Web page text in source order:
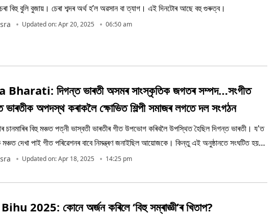
বিহু বুলি বুজায়। চেৰা শব্দৰ অৰ্থ হ’ল অৱসান বা ত্যাগ। এই দিনটোৰ আছে বহু গুৰুত্ব।
Updated on: Apr 20, 2025 06:50 am
দিগন্ত ভাৰতী অসমৰ সাংস্কৃতিক জগতৰ সম্পদ…সংগীত
ভাৰতীক অপদস্থ কৰাকলৈ ক্ষোভিত শিল্পী সমাজৰ লগতে দল সংগঠন
চানমাৰিৰ বিহু মঞ্চত পত্নী ভাস্বতী ভাৰতীৰ গীত উপভোগ কৰিবলৈ উপস্থিত হৈছিল দিগন্ত ভাৰতী। য'ত
দেখা পাই গীত পৰিৱেশনৰ বাবে নিমন্ত্ৰণ জনাইছিল আয়োজকে। কিন্তু এই অনুষ্ঠানতে সংঘটিত হয়
Updated on: Apr 18, 2025 14:25 pm
2025: কোনে অৰ্জন কৰিলে ‘বিহু সম্ৰাজ্ঞী’ৰ খিতাপ?